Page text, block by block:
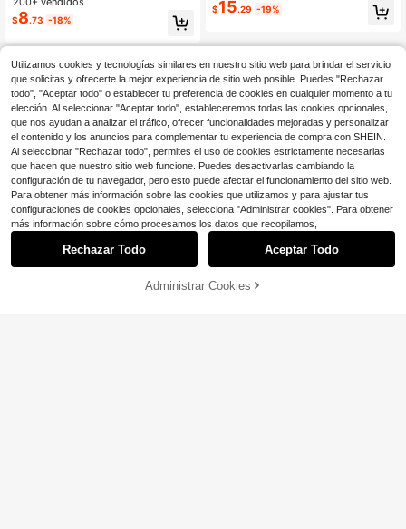
dolescente, top de verano
$8.73 -18%
con estampado para niñas preadole
scentes, adecuadas para niñas pre
a para estudiantes jóvenes, adecua
$15.29 -19%
¡13% DE DESCUENTO!
Utilizamos cookies y tecnologías similares en nuestro sitio web para brindar el servicio
que solicitas y ofrecerte la mejor experiencia de sitio web posible. Puedes "Rechazar
todo", "Aceptar todo" o establecer tu preferencia de cookies en cualquier momento a tu
elección. Al seleccionar "Aceptar todo", estableceremos todas las cookies opcionales,
que nos ayudan a analizar el tráfico, ofrecer funcionalidades mejoradas y personalizar
el contenido y los anuncios para complementar tu experiencia de compra con SHEIN.
Al seleccionar "Rechazar todo", permites el uso de cookies estrictamente necesarias
que hacen que nuestro sitio web funcione. Puedes desactivarlas cambiando la
configuración de tu navegador, pero esto puede afectar el funcionamiento del sitio web.
Para obtener más información sobre las cookies que utilizamos y para ajustar tus
configuraciones de cookies opcionales, selecciona "Administrar cookies". Para obtener
más información sobre cómo procesamos los datos que recopilamos,
Rechazar Todo Aceptar Todo
Administrar Cookies